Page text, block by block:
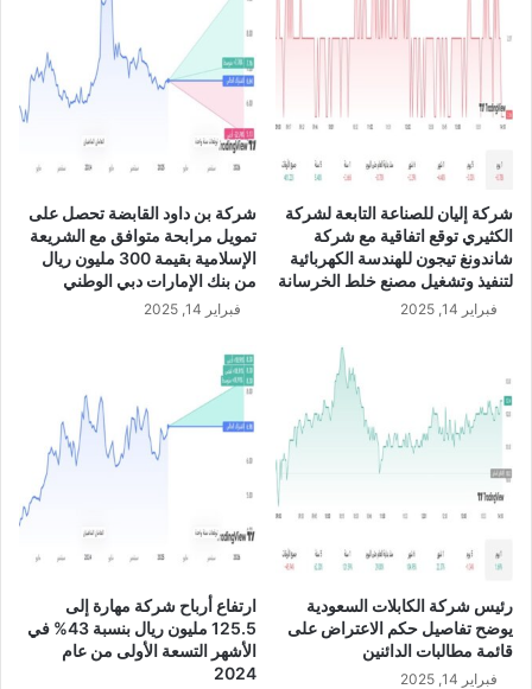
ي
ل
ا
ل
ث
ا
خ
ل
ل
أ
س
ت
و
ه
ا
ل
أ
ة
ع
ل
ى
س
و
ى
شركة إليان للصناعة التابعة لشركة
الكثيري توقع اتفاقية مع شركة
شاندونغ تيجون للهندسة الكهربائية
لتنفيذ وتشغيل مصنع خلط الخرسانة
فبراير 14, 2025
شركة بن داود القابضة تحصل على
تمويل مرابحة متوافق مع الشريعة
الإسلامية بقيمة 300 مليون ريال
من بنك الإمارات دبي الوطني
فبراير 14, 2025
رئيس شركة الكابلات السعودية
يوضح تفاصيل حكم الاعتراض على
قائمة مطالبات الدائنين
فبراير 14, 2025
ارتفاع أرباح شركة مهارة إلى
125.5 مليون ريال بنسبة 43% في
الأشهر التسعة الأولى من عام
2024